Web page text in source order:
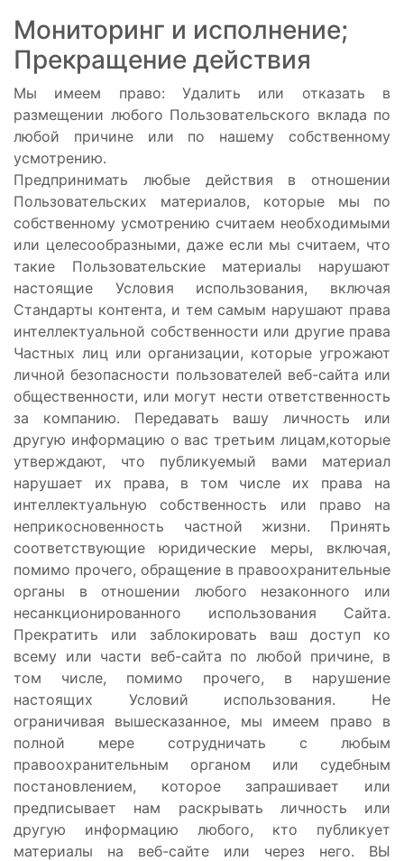
Мониторинг и исполнение;
Прекращение действия
Мы имеем право: Удалить или отказать в
размещении любого Пользовательского вклада по
любой причине или по нашему собственному
усмотрению.
Предпринимать любые действия в отношении
Пользовательских материалов, которые мы по
собственному усмотрению считаем необходимыми
или целесообразными, даже если мы считаем, что
такие Пользовательские материалы нарушают
настоящие Условия использования, включая
Стандарты контента, и тем самым нарушают права
интеллектуальной собственности или другие права
Частных лиц или организации, которые угрожают
личной безопасности пользователей веб-сайта или
общественности, или могут нести ответственность
за компанию. Передавать вашу личность или
другую информацию о вас третьим лицам,которые
утверждают, что публикуемый вами материал
нарушает их права, в том числе их права на
интеллектуальную собственность или право на
неприкосновенность частной жизни. Принять
соответствующие юридические меры, включая,
помимо прочего, обращение в правоохранительные
органы в отношении любого незаконного или
несанкционированного использования Сайта.
Прекратить или заблокировать ваш доступ ко
всему или части веб-сайта по любой причине, в
том числе, помимо прочего, в нарушение
настоящих Условий использования. Не
ограничивая вышесказанное, мы имеем право в
полной мере сотрудничать с любым
правоохранительным органом или судебным
постановлением, которое запрашивает или
предписывает нам раскрывать личность или
другую информацию любого, кто публикует
материалы на веб-сайте или через него. ВЫ